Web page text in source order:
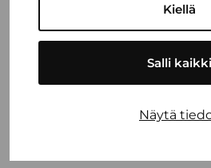
Kiellä
Salli kaikki
Näytä
WAPPUETKOT
15.4.2026
Tamlans mukana
Veho Pirkkalassa